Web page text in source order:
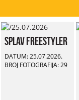
Splav Freestyler
DATUM: 25.07.2026.
BROJ FOTOGRAFIJA: 29